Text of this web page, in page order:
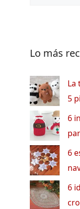
Lo más
La
5
6
6
6